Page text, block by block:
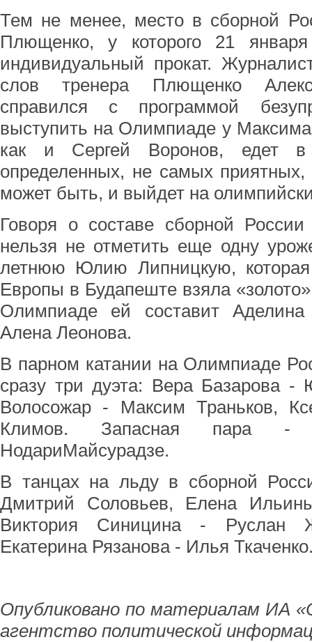
Тем не менее, место в сборной
Плющенко, у которого 21
индивидуальный прокат.
слов тренера Плющенко
справился с программой
выступить на Олимпиаде у
как и Сергей Воронов, едет
определенных, не самых приятных,
может быть, и выйдет на
Говоря о составе сборной
нельзя не отметить еще одну
летнюю Юлию Липницкую,
Европы в Будапеште взяла
Олимпиаде ей составит
Алена Леонова.
В парном катании на Олимпиаде
сразу три дуэта: Вера Базарова -
Волосожар - Максим Траньков,
Климов. Запасная пара
НодариМайсурадзе.
В танцах на льду в сборной
Дмитрий Соловьев, Елена
Виктория Синицина - Руслан
Екатерина Рязанова - Илья
Опубликовано по материалам ИА
агентство политической